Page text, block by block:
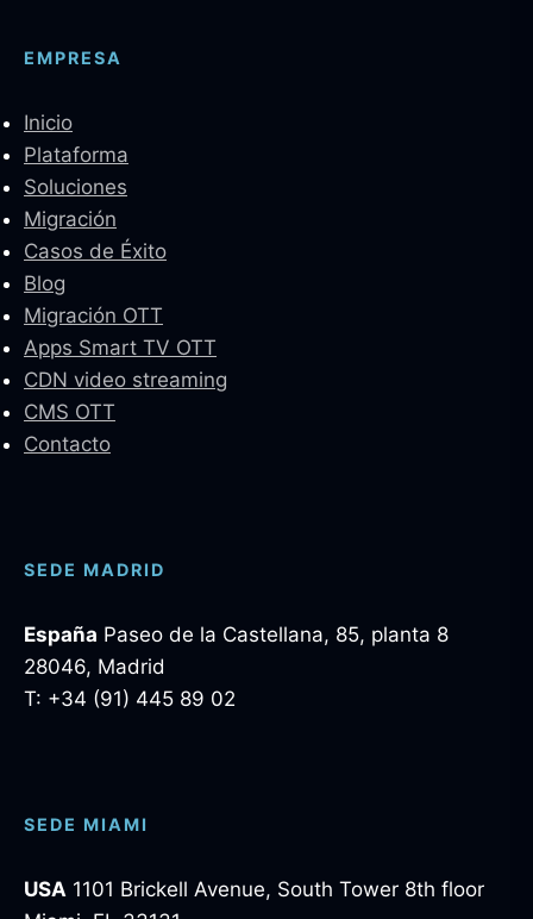
EMPRESA
Inicio
Plataforma
Soluciones
Migración
Casos de Éxito
Blog
Migración OTT
Apps Smart TV OTT
CDN video streaming
CMS OTT
Contacto
SEDE MADRID
España Paseo de la Castellana, 85, planta 8
28046, Madrid
T: +34 (91) 445 89 02
SEDE MIAMI
USA 1101 Brickell Avenue, South Tower 8th floor